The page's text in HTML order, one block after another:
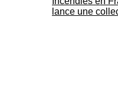
lance une